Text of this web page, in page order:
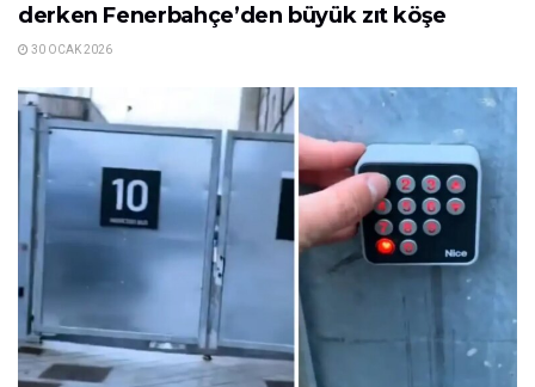
derken Fenerbahçe’den büyük zıt köşe
30 OCAK 2026